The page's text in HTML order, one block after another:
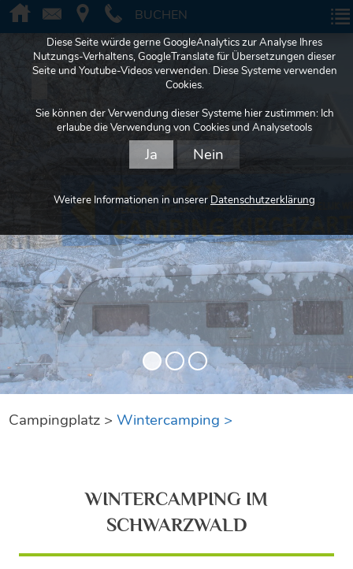
BUCHENBUCHEN
Campingplatz >Wintercamping >
WINTERCAMPING IM
SCHWARZWALD
Diese Seite würde gerne GoogleAnalytics zur Analyse Ihres
Nutzungs-Verhaltens, GoogleTranslate für Übersetzungen dieser
Seite und Youtube-Videos verwenden. Diese Systeme verwenden
Cookies.
Sie können der Verwendung dieser Systeme hier zustimmen: Ich
erlaube die Verwendung von Cookies und Analysetools
Ja Nein
Weitere Informationen in unserer Datenschutzerklärung